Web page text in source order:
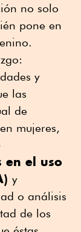
no solo
pone en
y
las
de
mujeres,
en el uso
y
o análisis
de los